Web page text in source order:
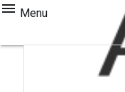
Menu